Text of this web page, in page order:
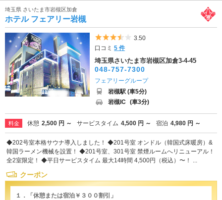
埼玉県 さいたま市岩槻区加倉
ホテル フェアリー岩槻
5つ星のうち3.5
3.50
口コミ5 件
埼玉県さいたま市岩槻区加倉3-4-45
048-757-7300
フェアリーグループ
岩槻駅 (車5分)
岩槻IC (車3分)
料金 休憩 2,500 円 ～ サービスタイム 4,500 円 ～ 宿泊 4,980 円 ～
◆202号室本格サウナ導入しました！ ◆201号室 オンドル（韓国式床暖房）&
韓国ラーメン機械を設置！ ◆201号室、301号室 禁煙ルームへリニューアル！
全2室限定！ ◆平日サービスタイム 最大14時間 4,500円（税込）〜！ ...
クーポン
１．「休憩または宿泊￥３００割引」